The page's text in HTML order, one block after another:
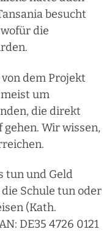
besucht
die
dem Projekt
um
die direkt
Wir wissen,
tun und Geld
Schule tun oder
(Kath.
DE35 4726 0121